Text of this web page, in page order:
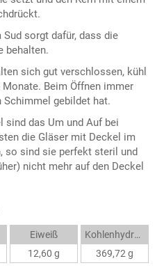
sorgt dafür, dass die
behalten.
sich gut verschlossen, kühl
Beim Öffnen immer
gebildet hat.
sind das Um und Auf bei
die Gläser mit Deckel im
so sind sie perfekt steril und
nicht mehr auf den Deckel
Eiweiß
12,60 g
Kohlenhydrate
369,72 g